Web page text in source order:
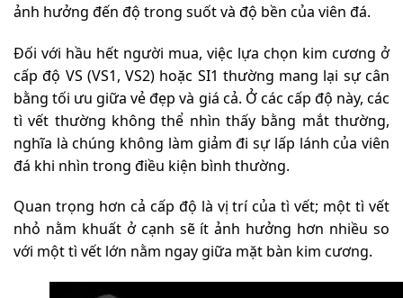
ảnh hưởng đến độ trong suốt và độ bền của viên đá.
Đối với hầu hết người mua, việc lựa chọn kim cương ở
cấp độ VS (VS1, VS2) hoặc SI1 thường mang lại sự cân
bằng tối ưu giữa vẻ đẹp và giá cả. Ở các cấp độ này, các
tì vết thường không thể nhìn thấy bằng mắt thường,
nghĩa là chúng không làm giảm đi sự lấp lánh của viên
đá khi nhìn trong điều kiện bình thường.
Quan trọng hơn cả cấp độ là vị trí của tì vết; một tì vết
nhỏ nằm khuất ở cạnh sẽ ít ảnh hưởng hơn nhiều so
với một tì vết lớn nằm ngay giữa mặt bàn kim cương.